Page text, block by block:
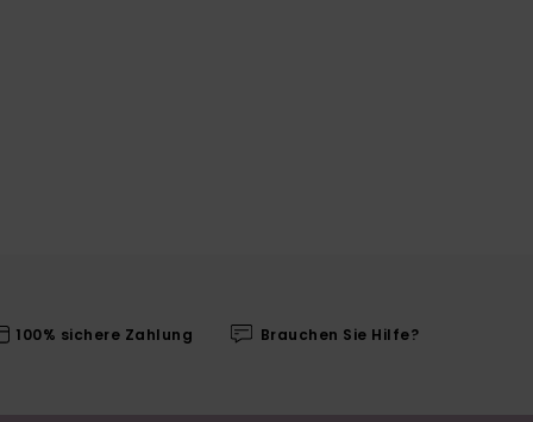
100% sichere Zahlung Brauchen Sie Hilfe?